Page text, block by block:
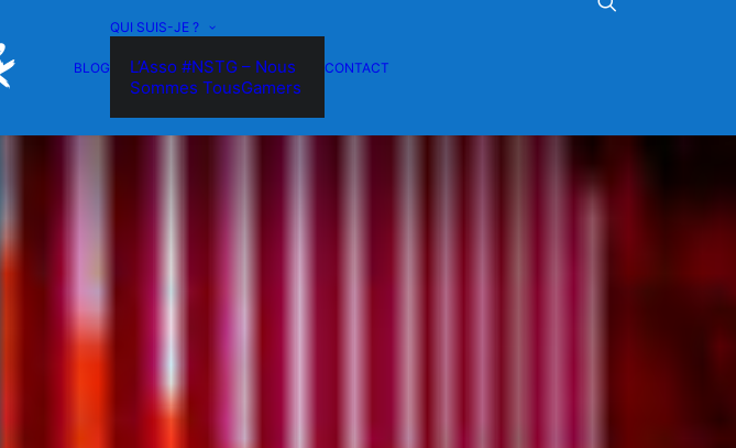
BLOG
QUI SUIS-JE ?
L’Asso #NSTG – Nous
Sommes TousGamers
CONTACT